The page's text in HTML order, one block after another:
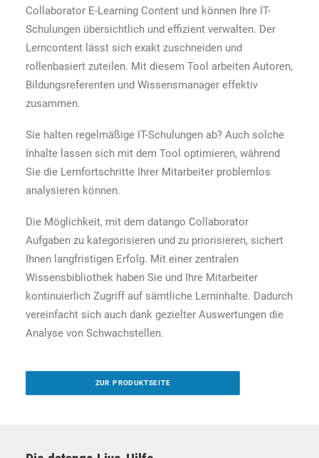
Collaborator E-Learning Content und können Ihre IT-
Schulungen übersichtlich und effizient verwalten. Der
Lerncontent lässt sich exakt zuschneiden und
rollenbasiert zuteilen. Mit diesem Tool arbeiten Autoren,
Bildungsreferenten und Wissensmanager effektiv
zusammen.
Sie halten regelmäßige IT-Schulungen ab? Auch solche
Inhalte lassen sich mit dem Tool optimieren, während
Sie die Lernfortschritte Ihrer Mitarbeiter problemlos
analysieren können.
Die Möglichkeit, mit dem datango Collaborator
Aufgaben zu kategorisieren und zu priorisieren, sichert
Ihnen langfristigen Erfolg. Mit einer zentralen
Wissensbibliothek haben Sie und Ihre Mitarbeiter
kontinuierlich Zugriff auf sämtliche Lerninhalte. Dadurch
vereinfacht sich auch dank gezielter Auswertungen die
Analyse von Schwachstellen.
ZUR PRODUKTSEITE